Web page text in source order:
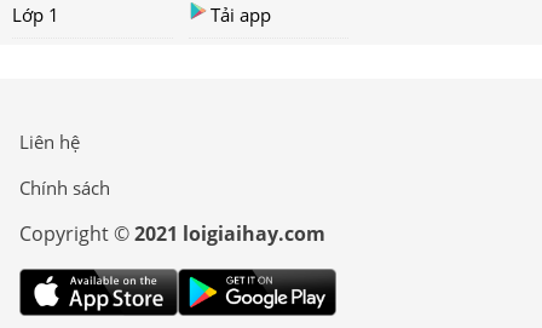
Lớp 1
Tải app
Liên hệ
Chính sách
Copyright ©2021 loigiaihay.com